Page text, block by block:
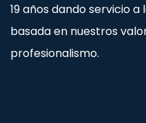
19 años dando servicio
basada en nuestros
profesionalismo.